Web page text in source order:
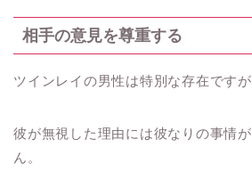
相手の意見を尊重する
ツインレイの男性は特別な存在ですが
彼が無視した理由には彼なりの事情
ん。